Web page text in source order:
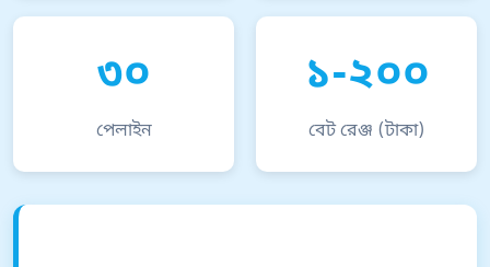
৩০
পেলাইন
১-২০০
বেট রেঞ্জ (টাকা)